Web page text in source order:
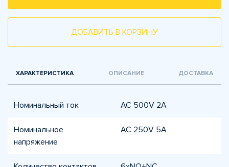
ДОБАВИТЬ В КОРЗИНУ
ХАРАКТЕРИСТИКА ОПИСАНИЕ ДОСТАВКА
Номинальный ток AC 500V 2A
Номинальное
напряжение
AC 250V 5A